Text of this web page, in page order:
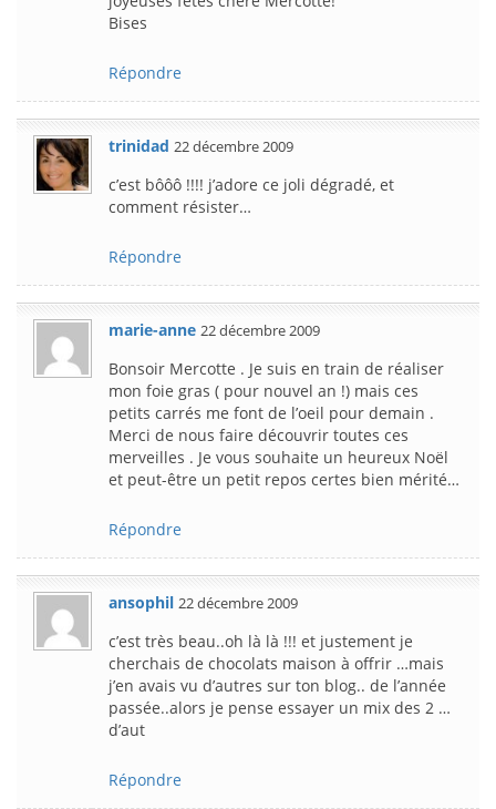
Bises
Répondre
trinidad 22 décembre 2009
c’est bôôô !!!! j’adore ce joli dégradé, et
comment résister…
Répondre
marie-anne 22 décembre 2009
Bonsoir Mercotte . Je suis en train de réaliser
mon foie gras ( pour nouvel an !) mais ces
petits carrés me font de l’oeil pour demain .
Merci de nous faire découvrir toutes ces
merveilles . Je vous souhaite un heureux Noël
et peut-être un petit repos certes bien mérité…
Répondre
ansophil 22 décembre 2009
c’est très beau..oh là là !!! et justement je
cherchais de chocolats maison à offrir …mais
j’en avais vu d’autres sur ton blog.. de l’année
passée..alors je pense essayer un mix des 2 …
d’aut
Répondre